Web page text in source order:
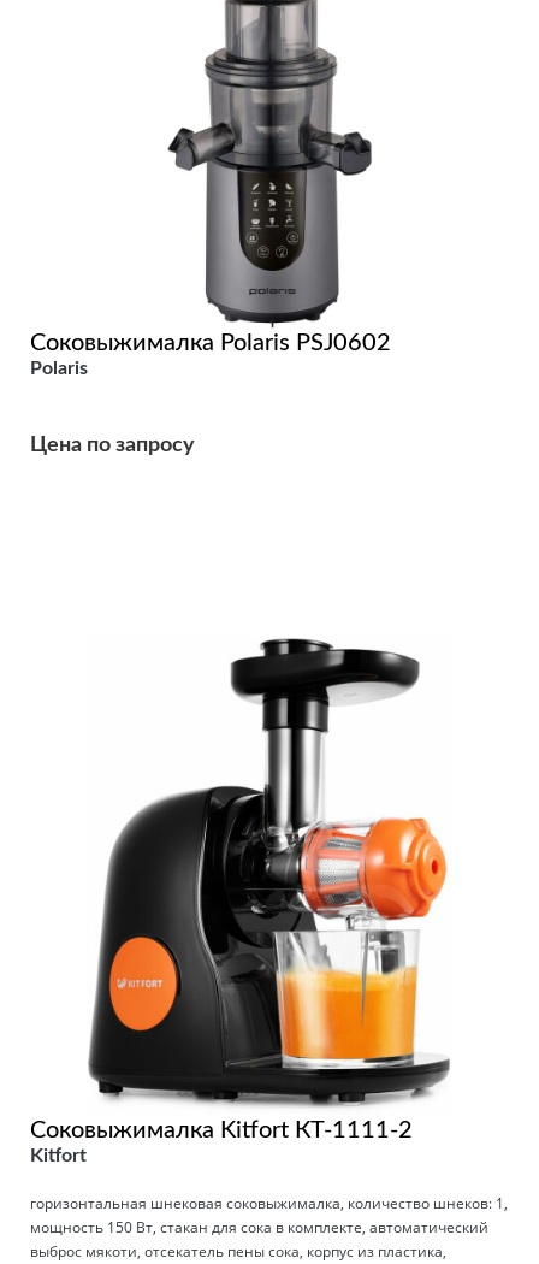
Соковыжималка Polaris PSJ0602
Polaris
Цена по запросу
Соковыжималка Kitfort КТ-1111-2
Kitfort
горизонтальная шнековая соковыжималка, количество шнеков: 1,
мощность 150 Вт, стакан для сока в комплекте, автоматический
выброс мякоти, отсекатель пены сока, корпус из пластика,